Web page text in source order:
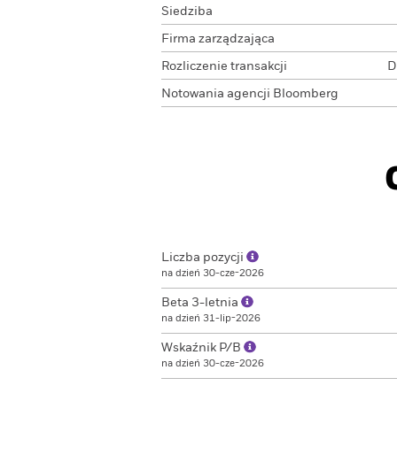
Siedziba
Firma zarządzająca
Rozliczenie transakcji
Notowania agencji Bloomberg
Liczba pozycji
na dzień 30-cze-2026
Beta 3-letnia
na dzień 31-lip-2026
Wskaźnik P/B
na dzień 30-cze-2026